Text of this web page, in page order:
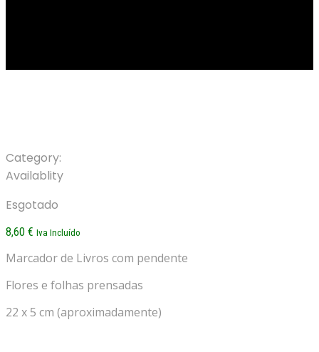
Category:
Availablity
Esgotado
8,60 € Iva Incluído
Marcador de Livros com pendente
Flores e folhas prensadas
22 x 5 cm (aproximadamente)